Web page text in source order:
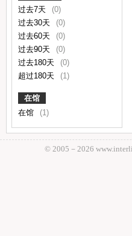
过去7天
(0)
过去30天
(0)
过去60天
(0)
过去90天
(0)
过去180天
(0)
超过180天
(1)
在馆
在馆
(1)
© 2005－ 2026